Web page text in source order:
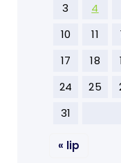
3
4
10
11
17
18
24
25
31
« lip